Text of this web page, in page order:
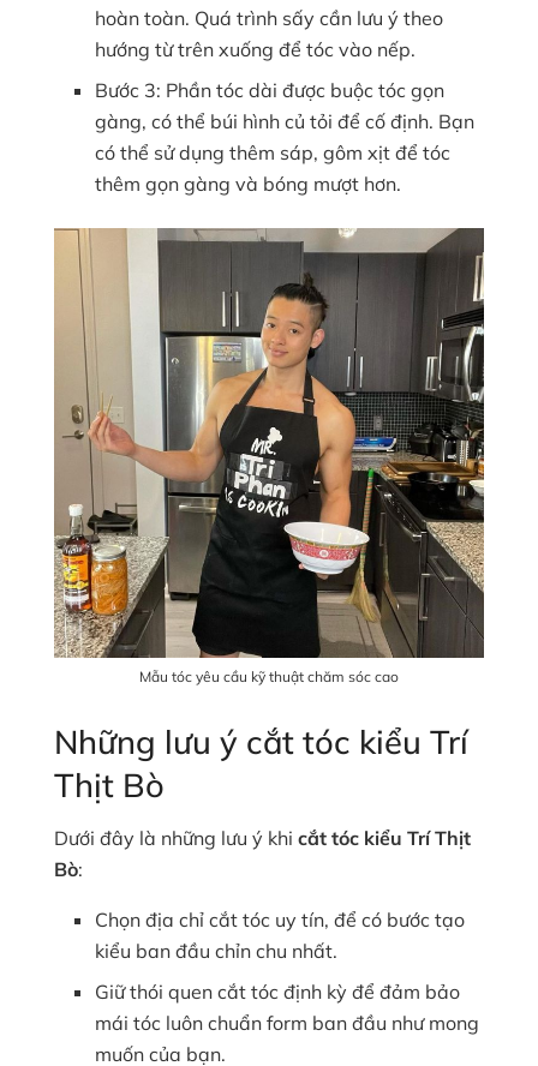
hoàn toàn. Quá trình sấy cần lưu ý theo
hướng từ trên xuống để tóc vào nếp.
Bước 3: Phần tóc dài được buộc tóc gọn
gàng, có thể búi hình củ tỏi để cố định. Bạn
có thể sử dụng thêm sáp, gôm xịt để tóc
thêm gọn gàng và bóng mượt hơn.
Mẫu tóc yêu cầu kỹ thuật chăm sóc cao
Những lưu ý cắt tóc kiểu Trí
Thịt Bò
Dưới đây là những lưu ý khi cắt tóc kiểu Trí Thịt
Bò:
Chọn địa chỉ cắt tóc uy tín, để có bước tạo
kiểu ban đầu chỉn chu nhất.
Giữ thói quen cắt tóc định kỳ để đảm bảo
mái tóc luôn chuẩn form ban đầu như mong
muốn của bạn.